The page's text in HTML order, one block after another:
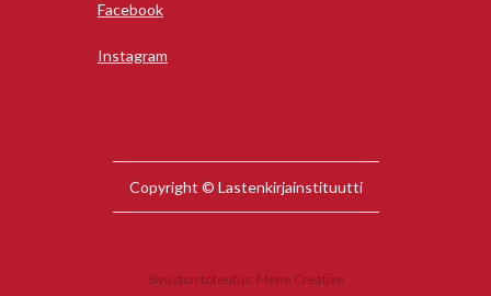
Facebook
Instagram
Copyright © Lastenkirjainstituutti
Sivuston toteutus: Mene Creative